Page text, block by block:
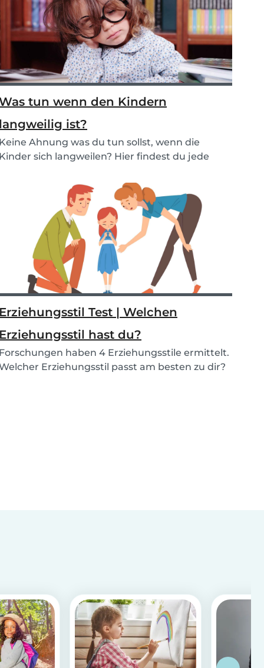
tun wenn den Kindern
langweilig ist?
Keine Ahnung was du tun sollst, wenn die
Kinder sich langweilen? Hier findest du jede
Erziehungsstil Test | Welchen
Erziehungsstil hast du?
Forschungen haben 4 Erziehungsstile ermittelt.
Erziehungsstil passt am besten zu dir?